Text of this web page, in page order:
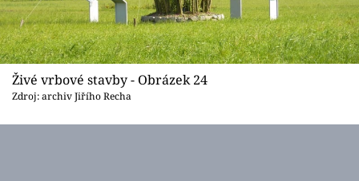
Živé vrbové stavby - Obrázek 24
Zdroj: archiv Jiřího Recha